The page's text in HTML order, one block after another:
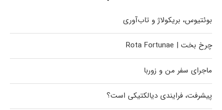
بوئتیوس، بریکولاژ و تاب‌آوری
چرخ بخت | Rota Fortunae
ماجرای سفر من و زوربا
پیشرفت، فرایندی دیالکتیکی است؟